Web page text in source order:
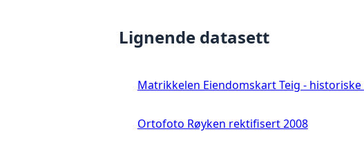
Lignende datasett
Matrikkelen Eiendomskart Teig - historiske
Ortofoto Røyken rektifisert 2008